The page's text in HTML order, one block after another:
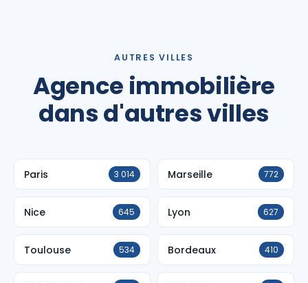
AUTRES VILLES
Agence immobilière
dans d'autres villes
Paris 3 014 Marseille 772
Nice 645 Lyon 627
Toulouse 534 Bordeaux 410